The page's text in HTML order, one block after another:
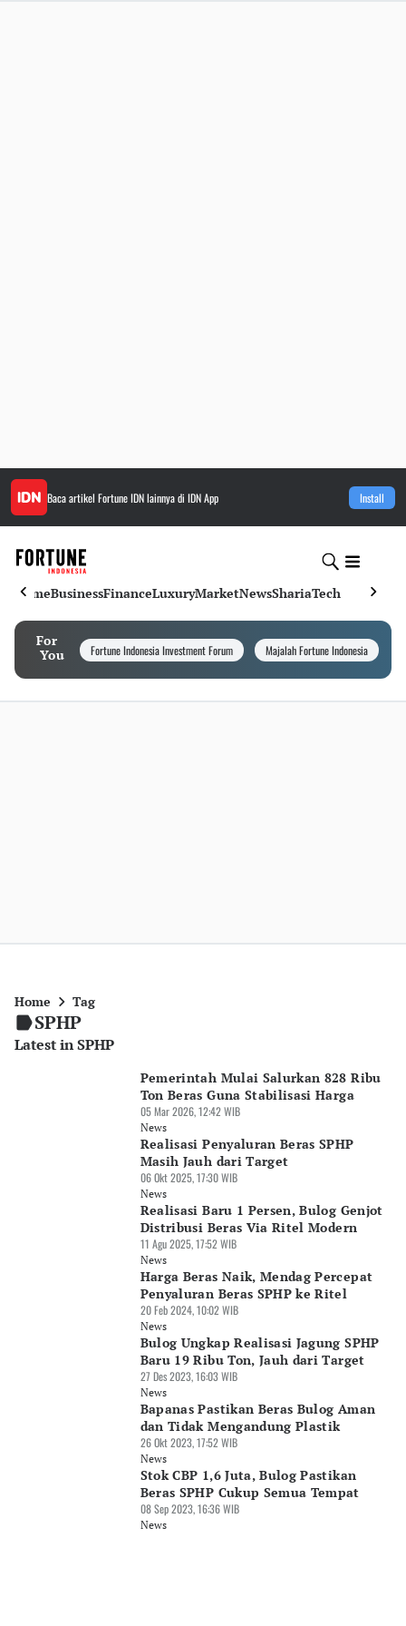
Baca artikel Fortune IDNlainnya di IDN App Install
HomeBusinessFinanceLuxuryMarketNewsShariaTech
For
You
Fortune Indonesia Investment Forum Majalah Fortune Indonesia
Home Tag
SPHP
Latest in SPHP
Pemerintah Mulai Salurkan 828 Ribu
Ton Beras Guna Stabilisasi Harga
05 Mar 2026, 12:42 WIB
News
Realisasi Penyaluran Beras SPHP
Masih Jauh dari Target
06 Okt 2025, 17:30 WIB
News
Realisasi Baru 1 Persen, Bulog Genjot
Distribusi Beras Via Ritel Modern
11 Agu 2025, 17:52 WIB
News
Harga Beras Naik, Mendag Percepat
Penyaluran Beras SPHP ke Ritel
20 Feb 2024, 10:02 WIB
News
Bulog Ungkap Realisasi Jagung SPHP
Baru 19 Ribu Ton, Jauh dari Target
27 Des 2023, 16:03 WIB
News
Bapanas Pastikan Beras Bulog Aman
dan Tidak Mengandung Plastik
26 Okt 2023, 17:52 WIB
News
Stok CBP 1,6 Juta, Bulog Pastikan
Beras SPHP Cukup Semua Tempat
08 Sep 2023, 16:36 WIB
News